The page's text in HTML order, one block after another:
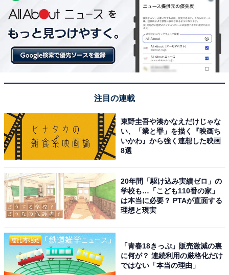
注目の連載
東野圭吾や湊かなえだけじゃな
い、「業と罪」を描く『映画ち
いかわ』から強く連想した映画
8選
20年間「駆け込み実績ゼロ」の
学校も…「こども110番の家」
は本当に必要？ PTAが直面する
理想と現実
「青春18きっぷ」販売激減の裏
に何が？ 連続利用の厳格化だけ
ではない「本当の理由」